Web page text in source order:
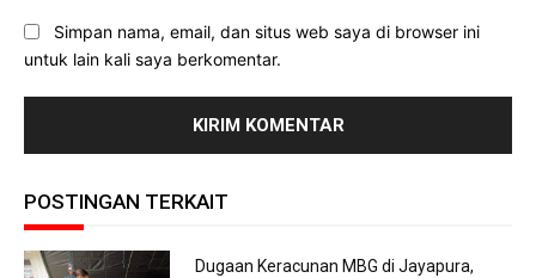
Simpan nama, email, dan situs web saya di browser ini
untuk lain kali saya berkomentar.
POSTINGAN TERKAIT
Dugaan Keracunan MBG di Jayapura,